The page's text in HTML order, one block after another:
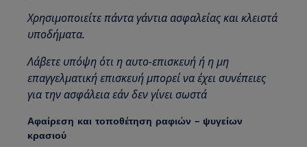
Χρησιμοποιείτε πάντα γάντια ασφαλείας και κλειστά
υποδήματα.
Λάβετε υπόψη ότι η αυτο-επισκευή ή η μη
επαγγελματική επισκευή μπορεί να έχει συνέπειες
για την ασφάλεια εάν δεν γίνει σωστά
Αφαίρεση και τοποθέτηση ραφιών – ψυγείων
κρασιού